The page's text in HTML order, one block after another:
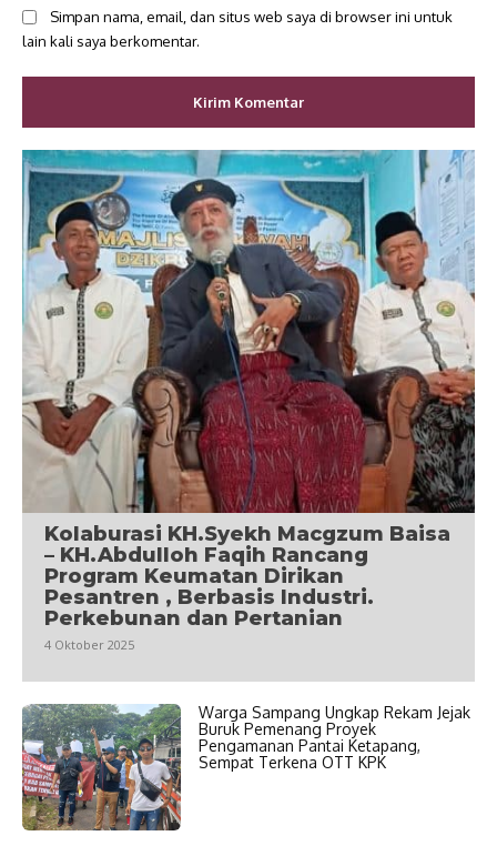
Simpan nama, email, dan situs web saya di browser ini untuk
lain kali saya berkomentar.
Kolaburasi KH.Syekh Macgzum Baisa
– KH.Abdulloh Faqih Rancang
Program Keumatan Dirikan
Pesantren , Berbasis Industri.
Perkebunan dan Pertanian
4 Oktober 2025
Warga Sampang Ungkap Rekam Jejak
Buruk Pemenang Proyek
Pengamanan Pantai Ketapang,
Sempat Terkena OTT KPK